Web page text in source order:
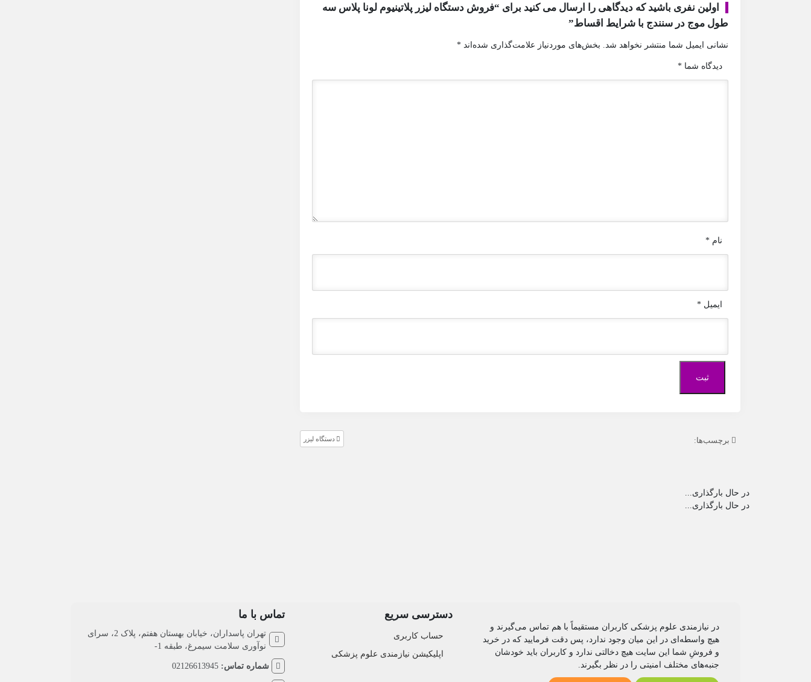
اولین نفری باشید که دیدگاهی را ارسال می کنید برای “فروش دستگاه لیزر پلاتینیوم لونا پلاس سه
طول موج در سنندج با شرایط اقساط”
نشانی ایمیل شما منتشر نخواهد شد. بخش‌های موردنیاز علامت‌گذاری شده‌اند *
دیدگاه شما *
نام *
ایمیل *
برچسب‌ها: دستگاه لیزر
در حال بارگذاری...
در حال بارگذاری...
در نیازمندی علوم پزشکی کاربران مستقیماً با هم تماس می‌گیرند و
هیچ واسطه‌ای در این میان وجود ندارد، پس دقت فرمایید که در خرید
و فروشِ شما این سایت هیچ دخالتی ندارد و کاربران باید خودشان
جنبه‌های مختلف امنیتی را در نظر بگیرند.
دسترسی سریع
حساب کاربری
اپلیکیشن نیازمندی علوم پزشکی
تماس با ما
تهران پاسداران، خیابان بهستان هفتم، پلاک 2، سرای
نوآوری سلامت سیمرغ، طبقه 1-
شماره تماس: 02126613945